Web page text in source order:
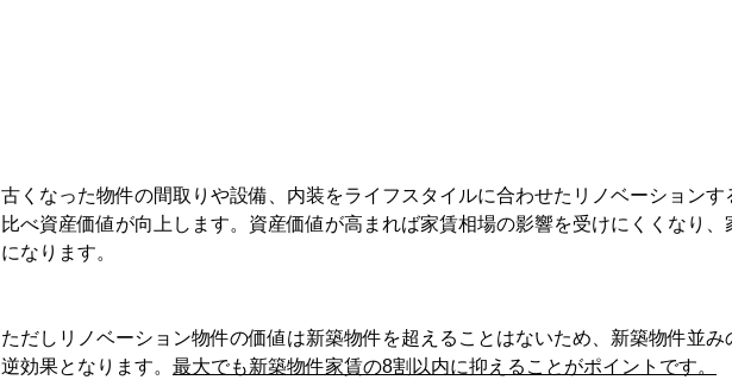
古くなった物件の間取りや設備、内装をライフスタイルに合わせたリノベーションす
比べ資産価値が向上します。資産価値が高まれば家賃相場の影響を受けにくくなり、
になります。
ただしリノベーション物件の価値は新築物件を超えることはないため、新築物件並み
逆効果となります。 最大でも新築物件家賃の8割以内に抑えることがポイントです。